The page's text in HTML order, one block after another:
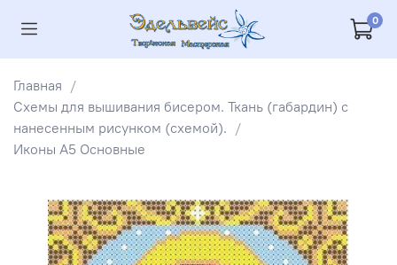
0
Главная
Схемы для вышивания бисером. Ткань (габардин) с
нанесенным рисунком (схемой).
Иконы А5 Основные